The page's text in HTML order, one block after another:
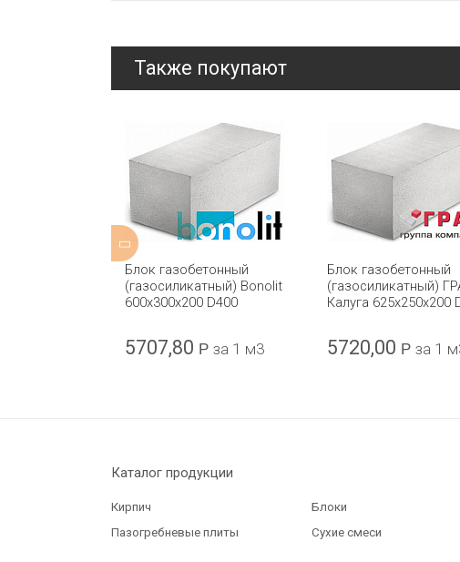
Также покупают
Блок газобетонный
(газосиликатный) Bonolit
600x300x200 D400
5707,80 Р за 1 м3
Блок газобетонный
(газосиликатный)
Калуга 625x250x200
5720,00 Р за 1
Каталог продукции
Кирпич
Блоки
Пазогребневые плиты
Сухие смеси